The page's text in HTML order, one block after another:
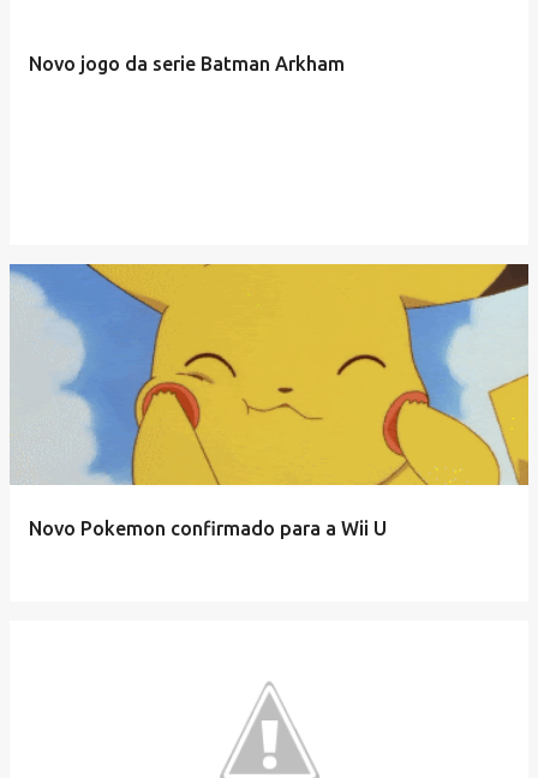
Novo jogo da serie Batman Arkham
Novo Pokemon confirmado para a Wii U